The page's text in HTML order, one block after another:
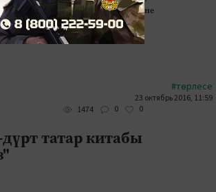
Табиблар мөһим 5 сәбәпне
атады
#төрлесе
23 октябрь 2016, 11:59
1474
0 0
татар китабы